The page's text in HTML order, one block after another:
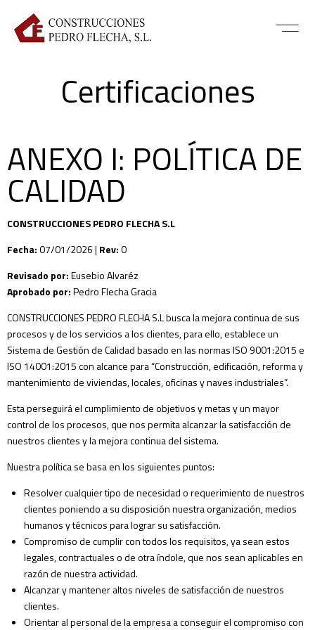
Certificaciones
ANEXO I: POLÍTICA DE
CALIDAD
CONSTRUCCIONES PEDRO FLECHA S.L
Fecha:07/01/2026 | Rev:0
Revisado por:Eusebio Alvaréz
Aprobado por:Pedro Flecha Gracia
CONSTRUCCIONES PEDRO FLECHA S.L busca la mejora continua de sus
procesos y de los servicios a los clientes, para ello, establece un
Sistema de Gestión de Calidad basado en las normas ISO 9001:2015 e
ISO 14001:2015 con alcance para “Construcción, edificación, reforma y
mantenimiento de viviendas, locales, oficinas y naves industriales”.
Esta perseguirá el cumplimiento de objetivos y metas y un mayor
control de los procesos, que nos permita alcanzar la satisfacción de
nuestros clientes y la mejora continua del sistema.
Nuestra política se basa en los siguientes puntos:
Resolver cualquier tipo de necesidad o requerimiento de nuestros
clientes poniendo a su disposición nuestra organización, medios
humanos y técnicos para lograr su satisfacción.
Compromiso de cumplir con todos los requisitos, ya sean estos
legales, contractuales o de otra índole, que nos sean aplicables en
razón de nuestra actividad.
Alcanzar y mantener altos niveles de satisfacción de nuestros
clientes.
Orientar al personal de la empresa a conseguir el compromiso con